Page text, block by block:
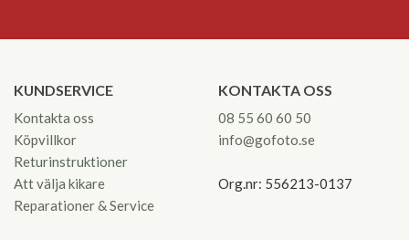
KUNDSERVICE
Kontakta oss
Köpvillkor
Returinstruktioner
Att välja kikare
Reparationer & Service
KONTAKTA OSS
08 55 60 60 50
info@gofoto.se
Org.nr: 556213-0137